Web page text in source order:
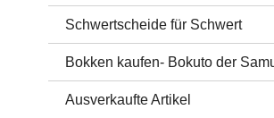
Schwertscheide für Schwert
Bokken kaufen- Bokuto der
Ausverkaufte Artikel